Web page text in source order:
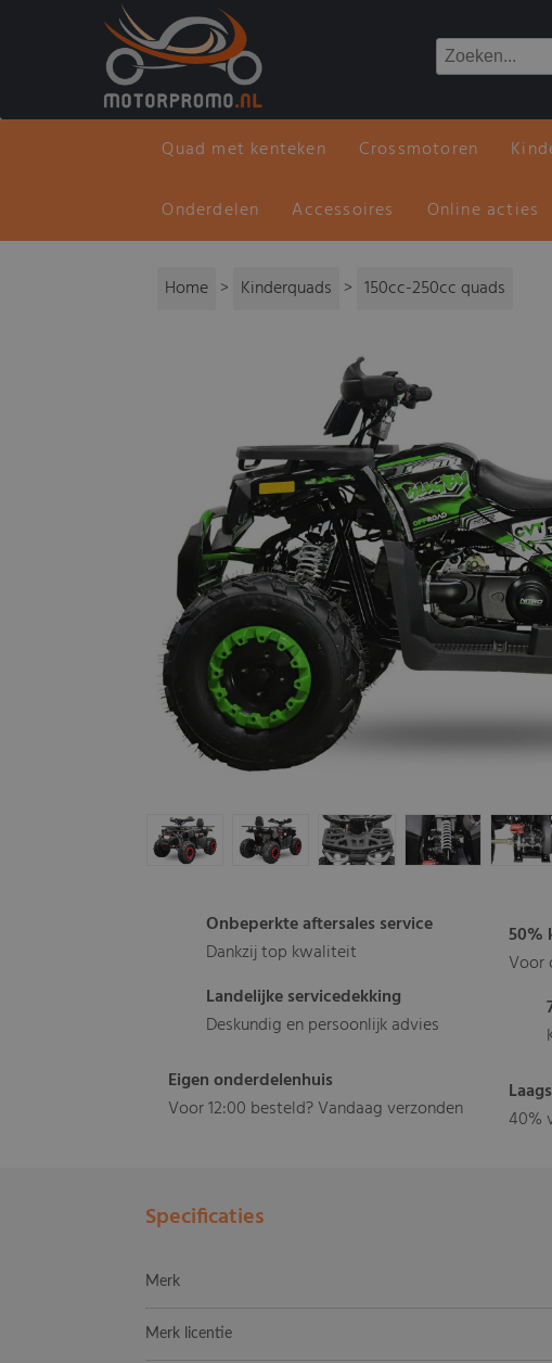
Quad met kenteken Crossmotoren
Onderdelen Accessoires Online acties
Home > Kinderquads > 150cc-250cc quads
Onbeperkte aftersales service
Dankzij top kwaliteit
Landelijke servicedekking
Deskundig en persoonlijk advies
Eigen onderdelenhuis
Voor 12:00 besteld? Vandaag verzonden
50%
Voor
40%
Specificaties
Merk
Merk licentie